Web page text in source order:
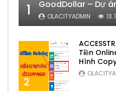
1 OLACITYADMIN
2
Tiền
Hình